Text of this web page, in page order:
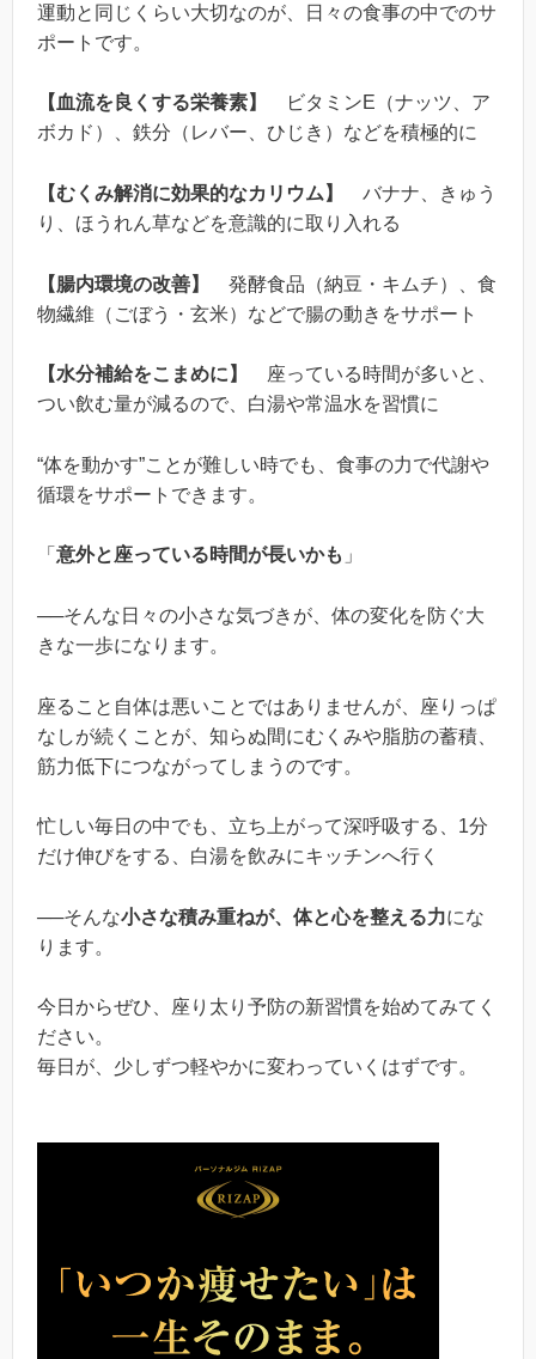
運動と同じくらい大切なのが、日々の食事の中でのサ
ポートです。
【血流を良くする栄養素】
ビタミンE（ナッツ、ア
ボカド）、鉄分（レバー、ひじき）などを積極的に
【むくみ解消に効果的なカリウム】
バナナ、きゅう
り、ほうれん草などを意識的に取り入れる
【腸内環境の改善】
発酵食品（納豆・キムチ）、食
物繊維（ごぼう・玄米）などで腸の動きをサポート
【水分補給をこまめに】
座っている時間が多いと、
つい飲む量が減るので、白湯や常温水を習慣に
“体を動かす”ことが難しい時でも、食事の力で代謝や
循環をサポートできます。
「 意外と座っている時間が長いかも 」
──そんな日々の小さな気づきが、体の変化を防ぐ大
きな一歩になります。
座ること自体は悪いことではありませんが、座りっぱ
なしが続くことが、知らぬ間にむくみや脂肪の蓄積、
筋力低下につながってしまうのです。
忙しい毎日の中でも、立ち上がって深呼吸する、1分
だけ伸びをする、白湯を飲みにキッチンへ行く
──そんな小さな積み重ねが、体と心を整える力にな
ります。
今日からぜひ、座り太り予防の新習慣を始めてみてく
ださい。
毎日が、少しずつ軽やかに変わっていくはずです。